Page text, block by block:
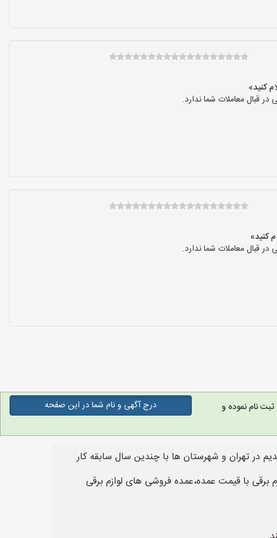
قبال معاملات شما ندارد.
قبال معاملات شما ندارد.
نام نموده و
درج آگهی و نام شما در این صفحه
در تهران و شهرستان ها با چندین سال سابقه کار
برقی با قیمت عمده،عمده فروشی های لوازم برقی